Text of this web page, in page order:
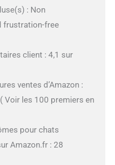
: Non
frustration-free
client : 4,1 sur
ventes d’Amazon :
Voir les 100 premiers en
pour chats
Amazon.fr : 28